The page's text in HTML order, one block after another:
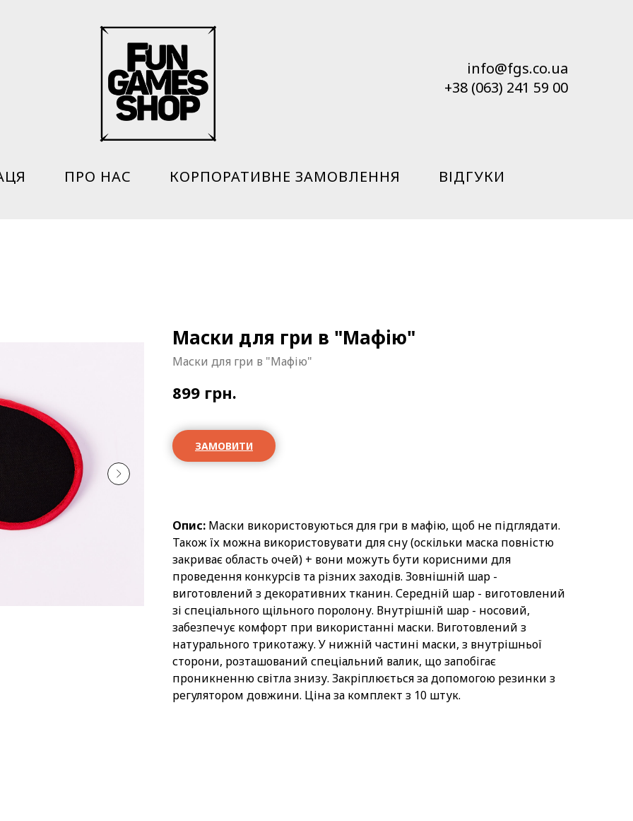
info@fgs.co.ua
+38 (063) 241 59 00
ПРО НАС КОРПОРАТИВНЕ ЗАМОВЛЕННЯ ВІДГУКИ
Маски для гри в "Мафію"
Маски для гри в "Мафію"
899 грн.
ЗАМОВИТИ
Опис: Маски використовуються для гри в мафію, щоб не підглядати.
Також їх можна використовувати для сну (оскільки маска повністю
закриває область очей) + вони можуть бути корисними для
проведення конкурсів та різних заходів. Зовнішній шар -
виготовлений з декоративних тканин. Середній шар - виготовлений
зі спеціального щільного поролону. Внутрішній шар - носовий,
забезпечує комфорт при використанні маски. Виготовлений з
натурального трикотажу. У нижній частині маски, з внутрішньої
сторони, розташований спеціальний валик, що запобігає
проникненню світла знизу. Закріплюється за допомогою резинки з
регулятором довжини. Ціна за комплект з 10 штук.